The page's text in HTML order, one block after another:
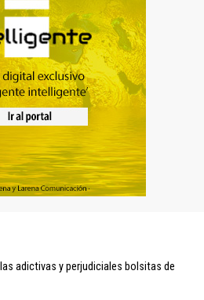
adictivas y perjudiciales bolsitas de